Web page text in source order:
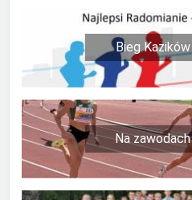
Bieg Kazików
Na zawodach